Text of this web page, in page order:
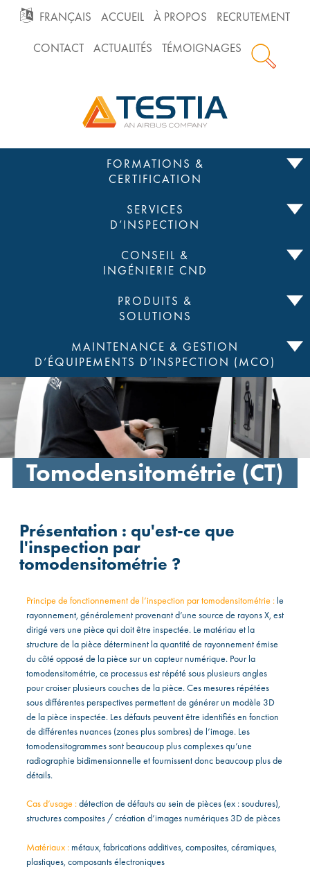
GO FRANÇAIS ACCUEIL À PROPOS RECRUTEMENT
CONTACT ACTUALITÉS TÉMOIGNAGES
FORMATIONS &
CERTIFICATION
SERVICES
D’INSPECTION
CONSEIL &
INGÉNIERIE CND
PRODUITS &
SOLUTIONS
MAINTENANCE & GESTION
D’ÉQUIPEMENTS D’INSPECTION (MCO)
Tomodensitométrie (CT)
Présentation : qu'est-ce que
l'inspection par
tomodensitométrie ?
Principe de fonctionnement de l’inspection par tomodensitométrie :le
rayonnement, généralement provenant d’une source de rayons X, est
dirigé vers une pièce qui doit être inspectée. Le matériau et la
structure de la pièce déterminent la quantité de rayonnement émise
du côté opposé de la pièce sur un capteur numérique. Pour la
tomodensitométrie, ce processus est répété sous plusieurs angles
pour croiser plusieurs couches de la pièce. Ces mesures répétées
sous différentes perspectives permettent de générer un modèle 3D
de la pièce inspectée. Les défauts peuvent être identifiés en fonction
de différentes nuances (zones plus sombres) de l’image. Les
tomodensitogrammes sont beaucoup plus complexes qu’une
radiographie bidimensionnelle et fournissent donc beaucoup plus de
détails.
Cas d’usage :détection de défauts au sein de pièces (ex : soudures),
structures composites / création d’images numériques 3D de pièces
Matériaux :métaux, fabrications additives, composites, céramiques,
plastiques, composants électroniques